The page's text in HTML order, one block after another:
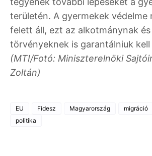
területén. A gyermekek védelme
felett áll, ezt az alkotmánynak és
törvényeknek is garantálniuk
(MTI/Fotó: Miniszterelnöki
Zoltán)
EU Fidesz Magyarország migráció
politika